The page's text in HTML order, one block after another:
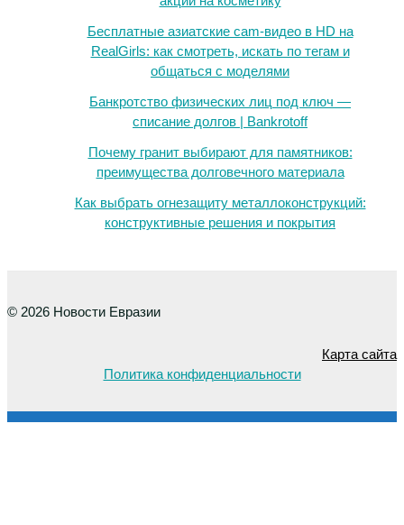
Бесплатные азиатские cam-видео в HD на
RealGirls: как смотреть, искать по тегам и
общаться с моделями
Банкротство физических лиц под ключ —
списание долгов | Bankrotoff
Почему гранит выбирают для памятников:
преимущества долговечного материала
Как выбрать огнезащиту металлоконструкций:
конструктивные решения и покрытия
© 2026 Новости Евразии
Карта сайта
Политика конфиденциальности